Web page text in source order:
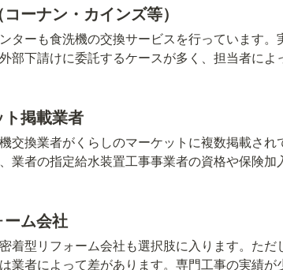
ーナン・カインズ等）
ターも食洗機の交換サービスを行っています
部下請けに委託するケースが多く、担当者によ
掲載業者
交換業者がくらしのマーケットに複数掲載さ
業者の指定給水装置工事事業者の資格や保険
ム会社
着型リフォーム会社も選択肢に入ります。た
業者によって差があります。専門工事の実績